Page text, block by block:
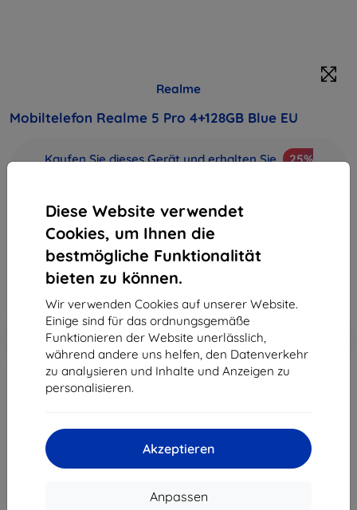
Diese Website verwendet
Cookies, um Ihnen die
bestmögliche Funktionalität
bieten zu können.
Wir verwenden Cookies auf unserer Website.
Einige sind für das ordnungsgemäße
Funktionieren der Website unerlässlich,
während andere uns helfen, den Datenverkehr
zu analysieren und Inhalte und Anzeigen zu
personalisieren.
Akzeptieren
Anpassen
Realme
Mobiltelefon Realme 5 Pro 4+128GB Blue EU
Kaufen Sie dieses Gerät und erhalten Sie
25%
Produktbeschreibung
268,90 €
242,01 €
-10%
Rabatt mit Gutschein
EXTRA10
Warenkorb
ausverkauft